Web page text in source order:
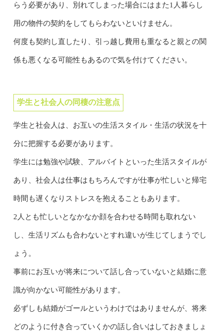
らう必要があり、別れてしまった場合にはまた1人暮らし
用の物件の契約をしてもらわないといけません。
何度も契約し直したり、引っ越し費用も重なると親との関
係も悪くなる可能性もあるので気を付けてください。
学生と社会人の同棲の注意点
学生と社会人は、お互いの生活スタイル・生活の状況を十
分に把握する必要があります。
学生には勉強や試験、アルバイトといった生活スタイルが
あり、社会人は仕事はもちろんですが仕事が忙しいと帰宅
時間も遅くなりストレスを抱えることもあります。
2人とも忙しいとなかなか顔を合わせる時間も取れない
し、生活リズムも合わないとすれ違いが生じてしまうでし
ょう。
事前にお互いが将来について話し合っていないと結婚に意
識が向かない可能性があります。
必ずしも結婚がゴールというわけではありませんが、将来
どのように付き合っていくかの話し合いはしておきましょ